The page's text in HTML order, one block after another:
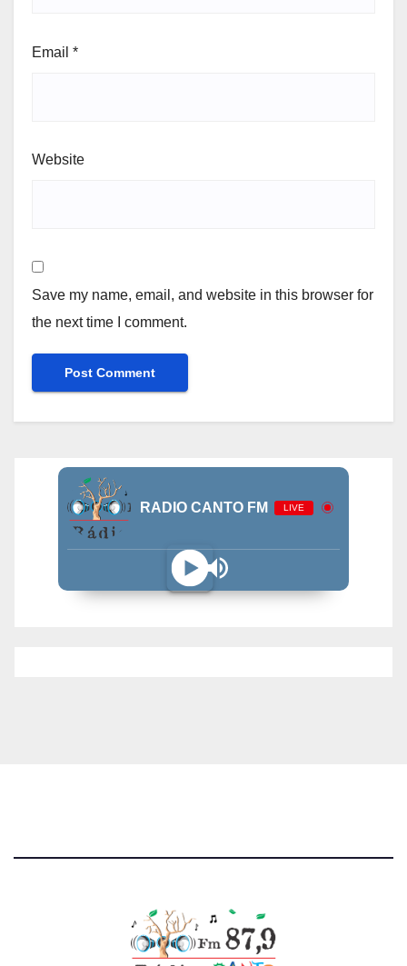
Email *
Website
Save my name, email, and website in this browser for
the next time I comment.
RADIO CANTO FM LIVE